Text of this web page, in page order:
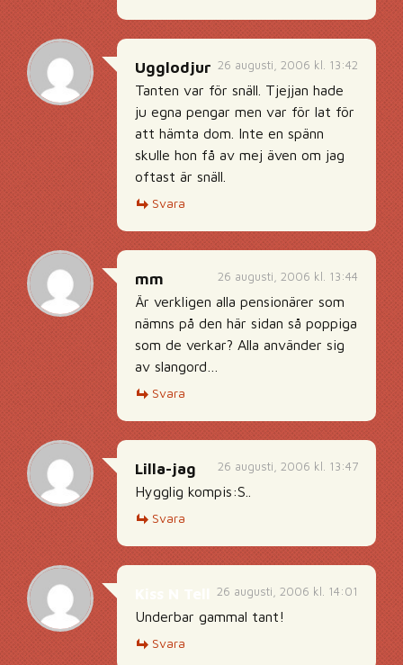
26 augusti, 2006 kl. 13:42
Ugglodjur
Tanten var för snäll. Tjejjan hade
ju egna pengar men var för lat för
att hämta dom. Inte en spänn
skulle hon få av mej även om jag
oftast är snäll.
Svara
26 augusti, 2006 kl. 13:44
mm
Är verkligen alla pensionärer som
nämns på den här sidan så poppiga
som de verkar? Alla använder sig
av slangord…
Svara
26 augusti, 2006 kl. 13:47
Lilla-jag
Hygglig kompis:S..
Svara
26 augusti, 2006 kl. 14:01
Underbar gammal tant!
Svara